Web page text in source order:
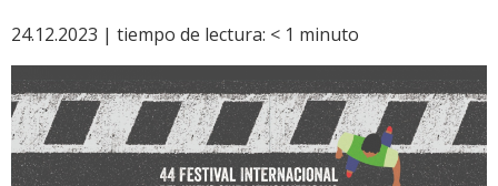
24.12.2023 | tiempo de lectura: < 1 minuto